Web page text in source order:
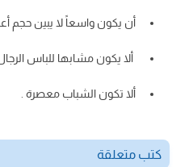
أن يكون واسعاً لا يبين حجم
ألا يكون مشابها للباس الرجال
ألا تكون الشباب معصرة .
كتب متعلقة